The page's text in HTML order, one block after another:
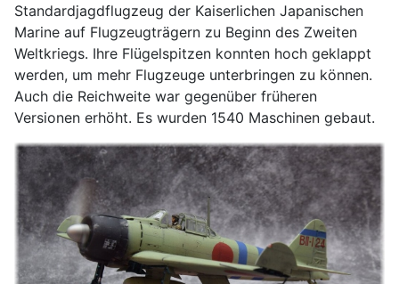
Standardjagdflugzeug der Kaiserlichen Japanischen
Marine auf Flugzeugträgern zu Beginn des Zweiten
Weltkriegs. Ihre Flügelspitzen konnten hoch geklappt
werden, um mehr Flugzeuge unterbringen zu können.
Auch die Reichweite war gegenüber früheren
Versionen erhöht. Es wurden 1540 Maschinen gebaut.